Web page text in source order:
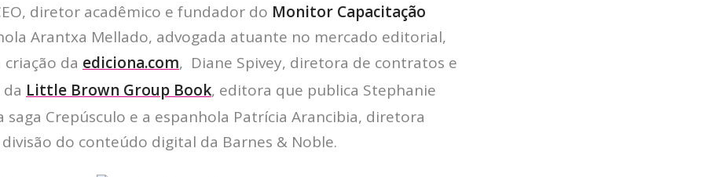
diretor acadêmico e fundador do Monitor Capacitação
Arantxa Mellado, advogada atuante no mercado editorial,
da ediciona.com, Diane Spivey, diretora de contratos e
Little Brown Group Book, editora que publica Stephanie
saga Crepúsculo e a espanhola Patrícia Arancibia, diretora
do conteúdo digital da Barnes & Noble.